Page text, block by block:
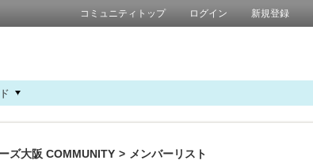
コミュニティトップ ログイン 新規登録
ズ大阪 COMMUNITY > メンバーリスト